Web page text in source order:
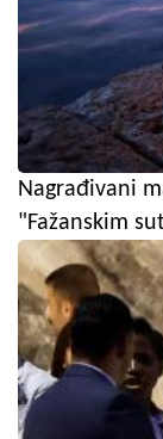
Nagrađivani
"Fažanskim